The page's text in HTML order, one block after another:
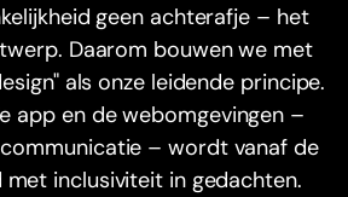
geen achterafje – het
Daarom bouwen we met
als onze leidende principe.
app en de webomgevingen –
– wordt vanaf de
inclusiviteit in gedachten.